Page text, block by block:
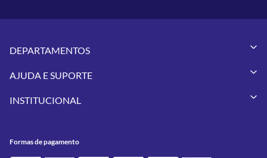
DEPARTAMENTOS
Vestuários
Pneus
Utilidades
AJUDA E SUPORTE
Meus Pedidos
INSTITUCIONAL
Contato
Formas de pagamento